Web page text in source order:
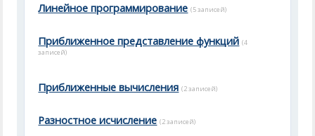
Линейное программирование (5 записей)
Приближенное представление функций (4
записей)
Приближенные вычисления (2 записей)
Разностное исчисление (2 записей)